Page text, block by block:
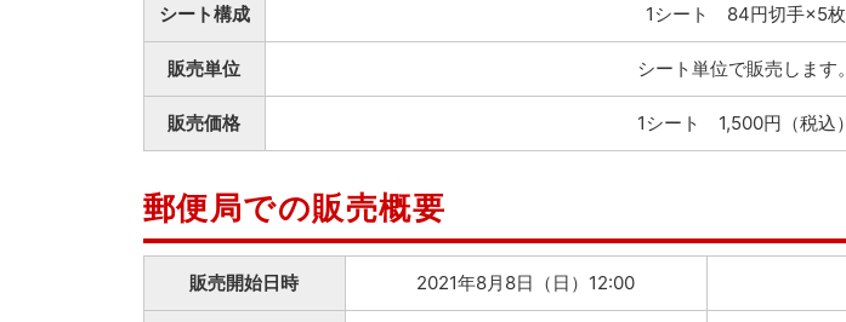
シート構成 1シート 84円切手×5枚
販売単位 シート単位で販売します。
販売価格 1シート 1,500円（税込）
郵便局での販売概要
販売開始日時 2021年8月8日（日）12:00